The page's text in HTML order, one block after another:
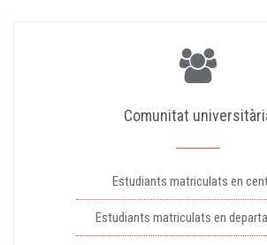
Comunitat
Estudiants matriculats en
Estudiants matriculats en